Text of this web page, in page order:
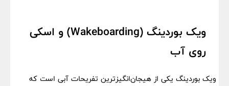
ویک بوردینگ (Wakeboarding) و اسکی
روی آب
ویک بوردینگ یکی از هیجان‌انگیزترین تفریحات آبی است که